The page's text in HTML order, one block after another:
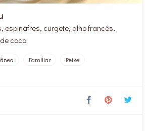
espinafres, curgete, alho francês,
coco
Familiar
Peixe